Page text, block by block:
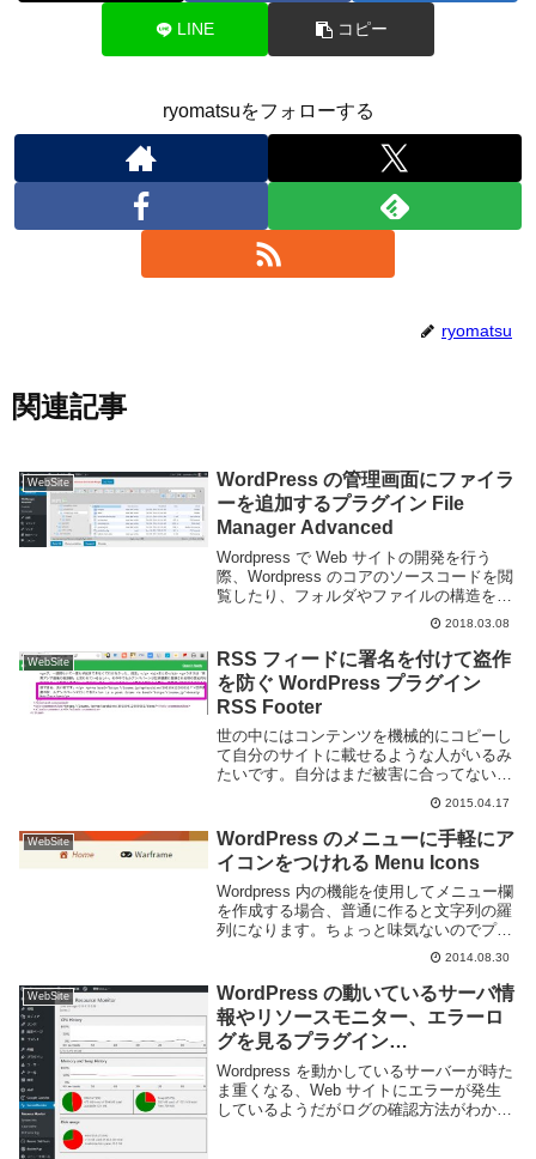
LINE コピー
ryomatsuをフォローする
ryomatsu
関連記事
WebSite
WordPress の管理画面にファイラ
ーを追加するプラグイン File
Manager Advanced
Wordpress で Web サイトの開発を行う
際、Wordpress のコアのソースコードを閲
覧したり、フォルダやファイルの構造を確
認したりなどする事があると思う。自分は
そういった場合には SSH を用いてアクセ
スする事が多いが、コマン...
2018.03.08
WebSite
RSS フィードに署名を付けて盗作
を防ぐ WordPress プラグイン
RSS Footer
世の中にはコンテンツを機械的にコピーし
て自分のサイトに載せるような人がいるみ
たいです。自分はまだ被害に合ってない
(のか気づいて無いのか)のですが、たまに
はてブなどで見かける事がありますね。コ
ンテンツをコピーするのによく使われるの
が RSS ...
2015.04.17
WebSite
WordPress のメニューに手軽にア
イコンをつけれる Menu Icons
Wordpress 内の機能を使用してメニュー欄
を作成する場合、普通に作ると文字列の羅
列になります。ちょっと味気ないのでプラ
グインを使用して各項目にアイコンをつけ
てみましょう。使ってみたのは Menu
Icons というシンプルなプラグイン...
2014.08.30
WebSite
WordPress の動いているサーバ情
報やリソースモニター、エラーロ
グを見るプラグイン
ServerMonitor
Wordpress を動かしているサーバーが時た
ま重くなる、Web サイトにエラーが発生
しているようだがログの確認方法がわから